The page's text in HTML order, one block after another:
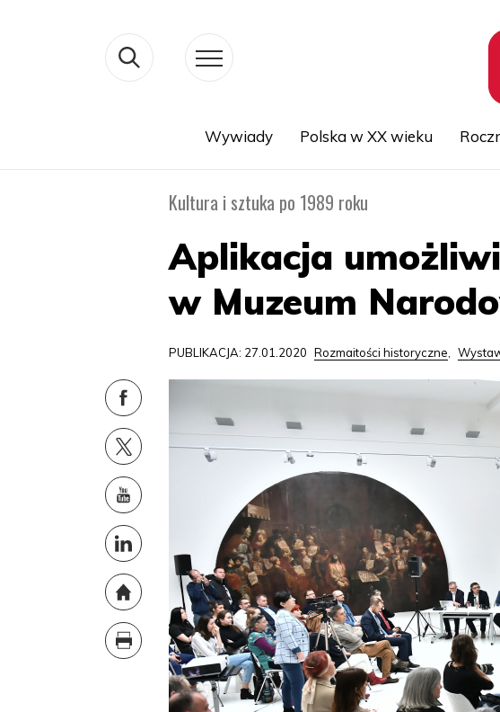
Wywiady Polska w XX wieku
Kultura i sztuka po 1989 roku
Aplikacja
w Muzeum
PUBLIKACJA: 27.01.2020 Rozmaitości historyczne,